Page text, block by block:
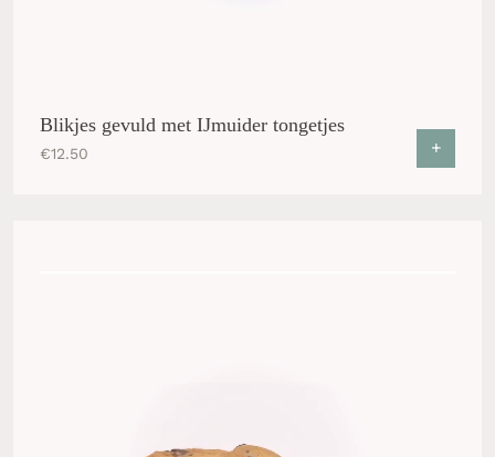
Blikjes gevuld met IJmuider tongetjes
€12.50 +